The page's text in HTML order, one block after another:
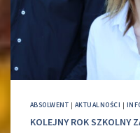
ABSOLWENT | AKTUALNOŚCI |
KOLEJNY ROK SZKOLNY